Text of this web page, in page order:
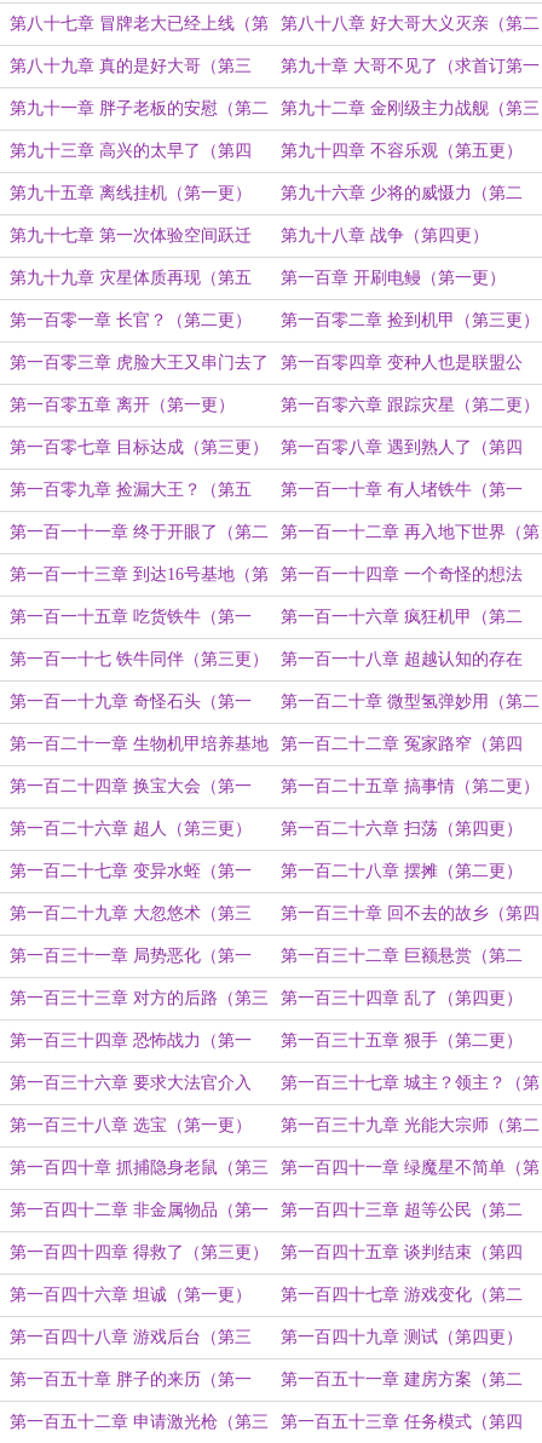
第八十七章 冒牌老大已经上线（第
一更）
第八十八章 好大哥大义灭亲（第二
更）
第八十九章 真的是好大哥（第三
更）
第九十章 大哥不见了（求首订第一
更）
第九十一章 胖子老板的安慰（第二
更）
第九十二章 金刚级主力战舰（第三
更）
第九十三章 高兴的太早了（第四
更）
第九十四章 不容乐观（第五更）
第九十五章 离线挂机（第一更） 第九十六章 少将的威慑力（第二
更）
第九十七章 第一次体验空间跃迁
（第三更）
第九十八章 战争（第四更）
第九十九章 灾星体质再现（第五
更）
第一百章 开刷电鳗（第一更）
第一百零一章 长官？（第二更） 第一百零二章 捡到机甲（第三更）
第一百零三章 虎脸大王又串门去了
（第四更）
第一百零四章 变种人也是联盟公
民？（第五更）
第一百零五章 离开（第一更） 第一百零六章 跟踪灾星（第二更）
第一百零七章 目标达成（第三更） 第一百零八章 遇到熟人了（第四
更）
第一百零九章 捡漏大王？（第五
更）
第一百一十章 有人堵铁牛（第一
更）
第一百一十一章 终于开眼了（第二
更）
第一百一十二章 再入地下世界（第
三更）
第一百一十三章 到达16号基地（第
四更）
第一百一十四章 一个奇怪的想法
（第五更）
第一百一十五章 吃货铁牛（第一
更）
第一百一十六章 疯狂机甲（第二
更）
第一百一十七 铁牛同伴（第三更） 第一百一十八章 超越认知的存在
（第四更）
第一百一十九章 奇怪石头（第一
更）
第一百二十章 微型氢弹妙用（第二
更）
第一百二十一章 生物机甲培养基地
（第三更）
第一百二十二章 冤家路窄（第四
更）
第一百二十四章 换宝大会（第一
更）
第一百二十五章 搞事情（第二更）
第一百二十六章 超人（第三更） 第一百二十六章 扫荡（第四更）
第一百二十七章 变异水蛭（第一
更）
第一百二十八章 摆摊（第二更）
第一百二十九章 大忽悠术（第三
更）
第一百三十章 回不去的故乡（第四
更）
第一百三十一章 局势恶化（第一
更）
第一百三十二章 巨额悬赏（第二
更）
第一百三十三章 对方的后路（第三
更）
第一百三十四章 乱了（第四更）
第一百三十四章 恐怖战力（第一
更）
第一百三十五章 狠手（第二更）
第一百三十六章 要求大法官介入
（第三更）
第一百三十七章 城主？领主？（第
四更）
第一百三十八章 选宝（第一更） 第一百三十九章 光能大宗师（第二
更）
第一百四十章 抓捕隐身老鼠（第三
更）
第一百四十一章 绿魔星不简单（第
四更）
第一百四十二章 非金属物品（第一
更）
第一百四十三章 超等公民（第二
更）
第一百四十四章 得救了（第三更） 第一百四十五章 谈判结束（第四
更）
第一百四十六章 坦诚（第一更） 第一百四十七章 游戏变化（第二
更）
第一百四十八章 游戏后台（第三
更）
第一百四十九章 测试（第四更）
第一百五十章 胖子的来历（第一
更）
第一百五十一章 建房方案（第二
更）
第一百五十二章 申请激光枪（第三 第一百五十三章 任务模式（第四